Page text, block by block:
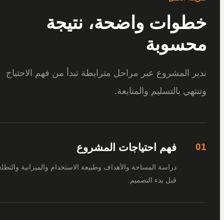
واضحة، نتيجة
المشروع عبر مراحل مترابطة تبدأ من فهم الاحتياج
بالتسليم والمتابعة.
فهم احتياجات المشروع
دراسة المساحة والأهداف وطبيعة الاستخدام والميزانية والتطلعات
قبل بدء التصميم.